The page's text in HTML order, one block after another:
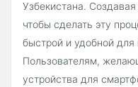
Узбекистана.
чтобы сделать эту
быстрой и удобной для
Пользователям,
устройства для